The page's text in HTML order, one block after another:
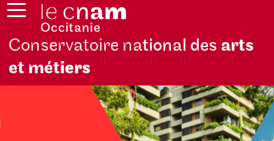
Conservatoire national des arts
et métiers